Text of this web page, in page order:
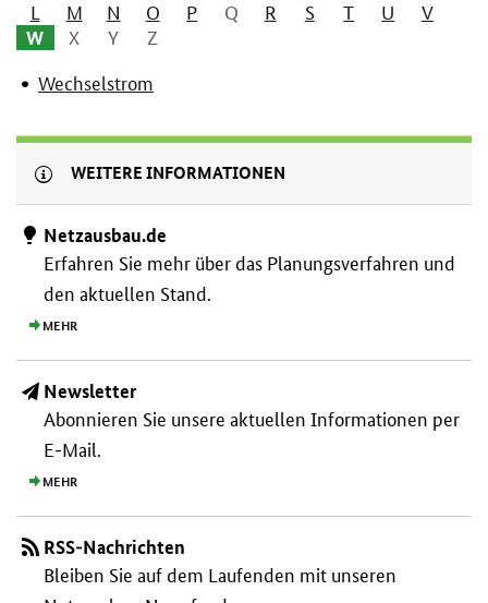
L
M N O P Q R S T U
V
W
X Y Z
Wechselstrom
WEITERE INFORMATIONEN
Netzausbau.de
Erfahren Sie mehr über das Planungs­verfahren und
den aktuellen Stand.
MEHR
Newsletter
Abonnieren Sie unsere aktuellen Informationen per
E-Mail.
MEHR
RSS-Nachrichten
Bleiben Sie auf dem Laufenden mit unseren